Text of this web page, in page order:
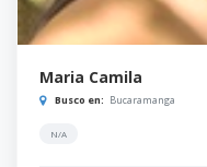
Maria Camila
Busco en: Bucaramanga
N/A